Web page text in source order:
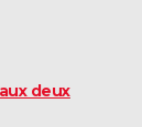
deux